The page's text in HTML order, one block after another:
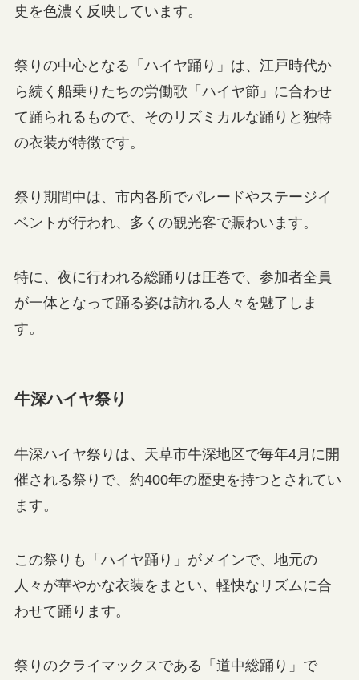
史を色濃く反映しています。
祭りの中心となる「ハイヤ踊り」は、江戸時代か
ら続く船乗りたちの労働歌「ハイヤ節」に合わせ
て踊られるもので、そのリズミカルな踊りと独特
の衣装が特徴です。
祭り期間中は、市内各所でパレードやステージイ
ベントが行われ、多くの観光客で賑わいます。
特に、夜に行われる総踊りは圧巻で、参加者全員
が一体となって踊る姿は訪れる人々を魅了しま
す。
牛深ハイヤ祭り
牛深ハイヤ祭りは、天草市牛深地区で毎年4月に開
催される祭りで、約400年の歴史を持つとされてい
ます。
この祭りも「ハイヤ踊り」がメインで、地元の
人々が華やかな衣装をまとい、軽快なリズムに合
わせて踊ります。
祭りのクライマックスである「道中総踊り」で